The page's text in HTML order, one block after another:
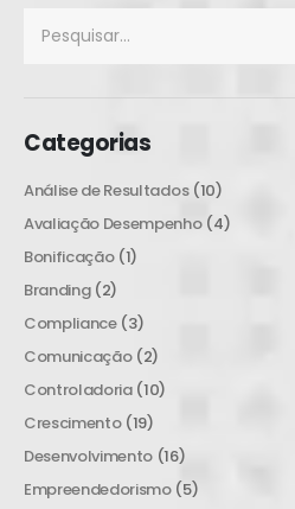
Categorias
Análise de Resultados(10)
Avaliação Desempenho(4)
Bonificação(1)
Branding(2)
Compliance(3)
Comunicação(2)
Controladoria(10)
Crescimento(19)
Desenvolvimento (16)
Empreendedorismo(5)